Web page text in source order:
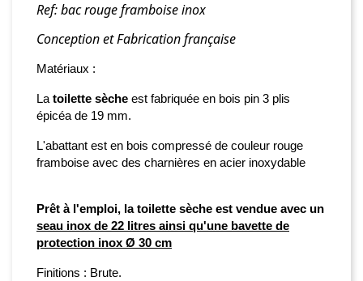
Ref: bac rouge framboise inox
Conception et Fabrication française
Matériaux :
La toilette sèche est fabriquée en bois pin 3 plis
épicéa de 19 mm.
L'abattant est en bois compressé de couleur rouge
framboise avec des charnières en acier inoxydable
Prêt à l'emploi, la toilette sèche est vendue avec un
seau inox de 22 litres ainsi qu'une bavette de
protection inox Ø 30 cm
Finitions : Brute.